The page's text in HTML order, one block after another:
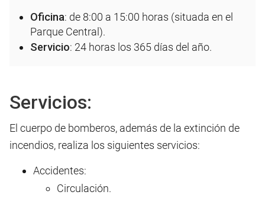
Oficina: de 8:00 a 15:00 horas (situada en el
Parque Central).
Servicio: 24 horas los 365 días del año.
Servicios:
El cuerpo de bomberos, además de la extinción de
incendios, realiza los siguientes servicios:
Accidentes:
Circulación.